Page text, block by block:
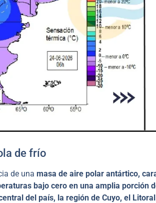
de frío
de una masa de aire polar antártico,
bajo cero en una amplia porción
del país, la región de Cuyo, el